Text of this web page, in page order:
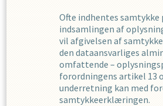
Ofte indhentes
indsamlingen af
vil afgivelsen af
den dataansvarliges
omfattende –
forordningens artikel 13
underretning kan med
samtykkeerklæringen.